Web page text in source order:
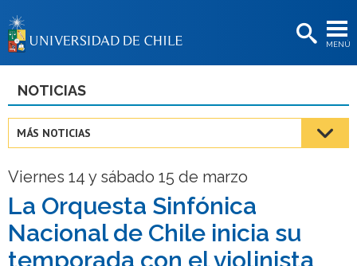
MENÚ
BIBLIOTECAS
Estudiantes
Académicas/os
Funcionarias/os
Egresadas/os
NOTICIAS
MÁS NOTICIAS
Viernes 14 y sábado 15 de marzo
La Orquesta Sinfónica
Nacional de Chile inicia su
temporada con el violinista